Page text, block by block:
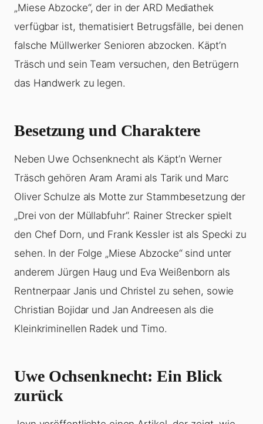
„Miese Abzocke“, der in der ARD Mediathek
verfügbar ist, thematisiert Betrugsfälle, bei denen
falsche Müllwerker Senioren abzocken. Käpt’n
Träsch und sein Team versuchen, den Betrügern
das Handwerk zu legen.
Besetzung und Charaktere
Neben Uwe Ochsenknecht als Käpt’n Werner
Träsch gehören Aram Arami als Tarik und Marc
Oliver Schulze als Motte zur Stammbesetzung der
„Drei von der Müllabfuhr“. Rainer Strecker spielt
den Chef Dorn, und Frank Kessler ist als Specki zu
sehen. In der Folge „Miese Abzocke“ sind unter
anderem Jürgen Haug und Eva Weißenborn als
Rentnerpaar Janis und Christel zu sehen, sowie
Christian Bojidar und Jan Andreesen als die
Kleinkriminellen Radek und Timo.
Uwe Ochsenknecht: Ein Blick
zurück